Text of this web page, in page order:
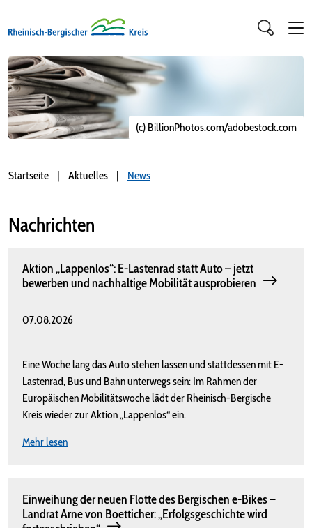
(c) BillionPhotos.com/adobestock.com
Startseite Aktuelles News
Nachrichten
Aktion „Lappenlos“: E-Lastenrad statt Auto – jetzt
bewerben und nachhaltige Mobilität ausprobieren
07.08.2026
Eine Woche lang das Auto stehen lassen und stattdessen mit E-
Lastenrad, Bus und Bahn unterwegs sein: Im Rahmen der
Europäischen Mobilitätswoche lädt der Rheinisch-Bergische
Kreis wieder zur Aktion „Lappenlos“ ein.
Mehr lesen
Einweihung der neuen Flotte des Bergischen e-Bikes –
Landrat Arne von Boetticher: „Erfolgsgeschichte wird